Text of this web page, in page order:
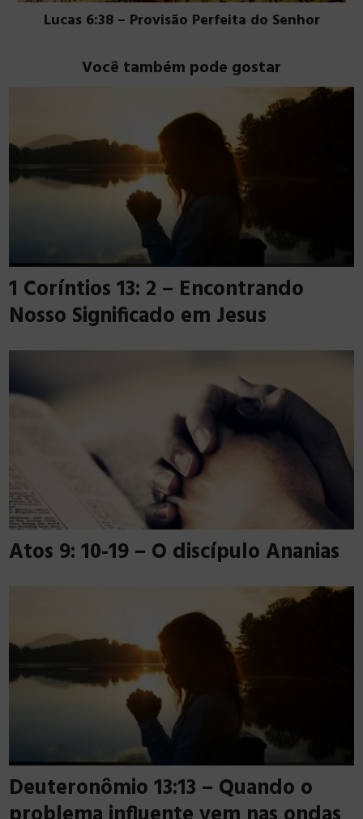
Lucas 6:38 – Provisão Perfeita do Senhor
Você também pode gostar
1 Coríntios 13: 2 – Encontrando
Nosso Significado em Jesus
Atos 9: 10-19 – O discípulo Ananias
Deuteronômio 13:13 – Quando o